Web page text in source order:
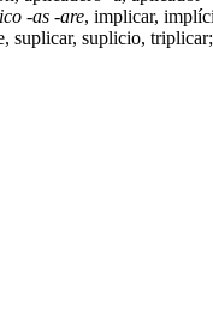
-as -are, implicar,
, suplicar, suplicio, triplicar;